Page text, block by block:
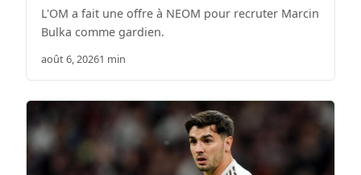
L'OM a fait une offre à NEOM pour recruter Marcin
Bulka comme gardien.
août 6, 20261 min